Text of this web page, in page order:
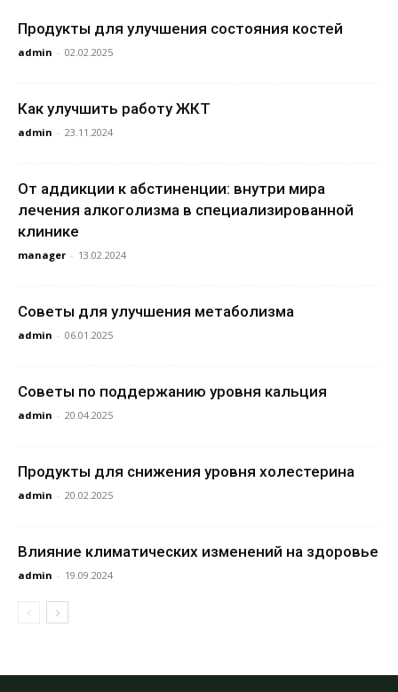
Продукты для улучшения состояния костей
admin - 02.02.2025
Как улучшить работу ЖКТ
admin - 23.11.2024
От аддикции к абстиненции: внутри мира
лечения алкоголизма в специализированной
клинике
manager - 13.02.2024
Советы для улучшения метаболизма
admin - 06.01.2025
Советы по поддержанию уровня кальция
admin - 20.04.2025
Продукты для снижения уровня холестерина
admin - 20.02.2025
Влияние климатических изменений на здоровье
admin - 19.09.2024